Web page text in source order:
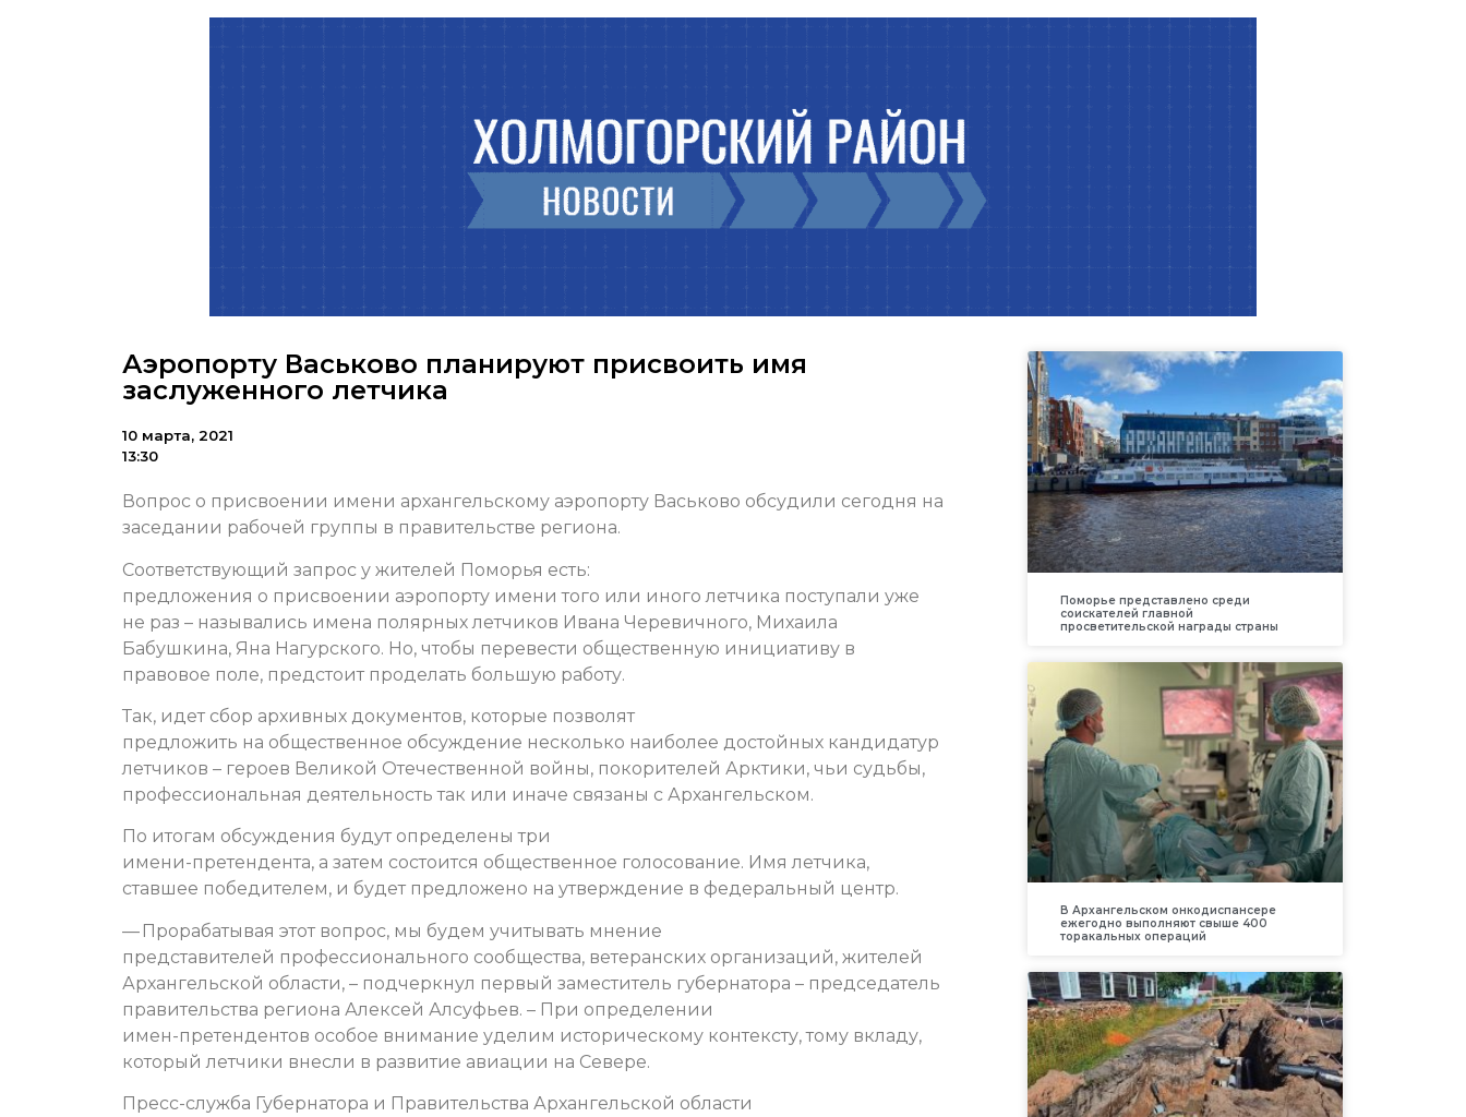
Аэропорту Васьково планируют присвоить имя
заслуженного летчика
10 марта, 2021
13:30
Вопрос о присвоении имени архангельскому аэропорту Васьково обсудили сегодня на
заседании рабочей группы в правительстве региона.
Соответствующий запрос у жителей Поморья есть:
предложения о присвоении аэропорту имени того или иного летчика поступали уже
не раз – назывались имена полярных летчиков Ивана Черевичного, Михаила
Бабушкина, Яна Нагурского. Но, чтобы перевести общественную инициативу в
правовое поле, предстоит проделать большую работу.
Так, идет сбор архивных документов, которые позволят
предложить на общественное обсуждение несколько наиболее достойных кандидатур
летчиков – героев Великой Отечественной войны, покорителей Арктики, чьи судьбы,
профессиональная деятельность так или иначе связаны с Архангельском.
По итогам обсуждения будут определены три
имени-претендента, а затем состоится общественное голосование. Имя летчика,
ставшее победителем, и будет предложено на утверждение в федеральный центр.
— Прорабатывая этот вопрос, мы будем учитывать мнение
представителей профессионального сообщества, ветеранских организаций, жителей
Архангельской области, – подчеркнул первый заместитель губернатора – председатель
правительства региона Алексей Алсуфьев. – При определении
имен-претендентов особое внимание уделим историческому контексту, тому вкладу,
который летчики внесли в развитие авиации на Севере.
Пресс-служба Губернатора и Правительства Архангельской области
Поморье представлено среди
соискателей главной
просветительской награды страны
В Архангельском онкодиспансере
ежегодно выполняют свыше 400
торакальных операций